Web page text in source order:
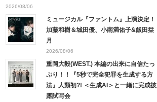
2026/08/06
ミュージカル『ファントム』上演決定！
加藤和樹＆城田優、小南満佑子&飯田栞
月
2026/08/06
重岡大毅(WEST.) 本編の出来に自信たっ
ぷり！！『5秒で完全犯罪を生成する方
法』人類初?! ＜生成AI＞と一緒に完成披
露試写会